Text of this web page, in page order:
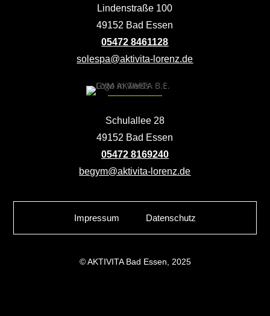
Lindenstraße 100
49152 Bad Essen
05472 8461128
solespa@aktivita-lorenz.de
Schulallee 28
49152 Bad Essen
05472 8169240
begym@aktivita-lorenz.de
Impressum Datenschutz
© AKTIVITA Bad Essen, 2025